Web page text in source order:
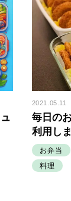
2021.05.11
毎日の
利用し
お弁当
料理